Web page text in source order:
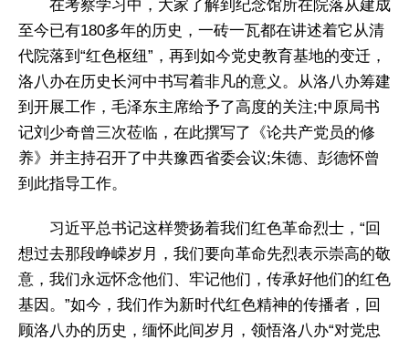
在考察学习中，大家了解到纪念馆所在院落从建成
至今已有180多年的历史，一砖一瓦都在讲述着它从清
代院落到“红色枢纽”，再到如今党史教育基地的变迁，
洛八办在历史长河中书写着非凡的意义。从洛八办筹建
到开展工作，毛泽东主席给予了高度的关注;中原局书
记刘少奇曾三次莅临，在此撰写了《论共产党员的修
养》并主持召开了中共豫西省委会议;朱德、彭德怀曾
到此指导工作。
习近平总书记这样赞扬着我们红色革命烈士，“回
想过去那段峥嵘岁月，我们要向革命先烈表示崇高的敬
意，我们永远怀念他们、牢记他们，传承好他们的红色
基因。”如今，我们作为新时代红色精神的传播者，回
顾洛八办的历史，缅怀此间岁月，领悟洛八办“对党忠